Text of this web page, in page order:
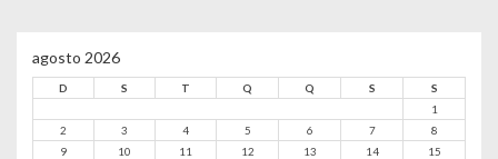
agosto 2026
D S T Q Q S S
1
2
3 4 5 6 7
8
9
10 11 12 13 14
15